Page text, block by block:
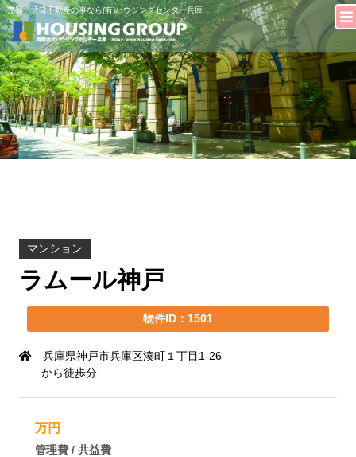
売買・賃貸不動産の事なら(有)ハウジングセンター兵庫
マンション
ラムール神戸
物件ID：1501
兵庫県神戸市兵庫区湊町１丁目1-26
から徒歩分
万円
管理費 / 共益費